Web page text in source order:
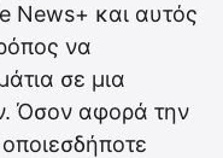
News+ και αυτός
να
σε μια
Όσον αφορά την